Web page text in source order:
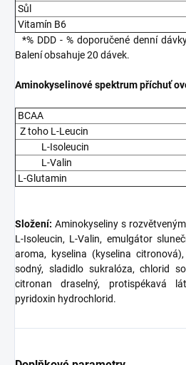
Sůl
Vitamín B6
*% DDD - % doporučené denní
Balení obsahuje 20 dávek.
Aminokyselinové spektrum příchuť
BCAA
Z toho L-Leucin
L-Isoleucin
L-Valin
L-Glutamin
Složení: Aminokyseliny s
L-Isoleucin, L-Valin, emulgátor
aroma, kyselina (kyselina
sodný, sladidlo sukralóza, chlorid
citronan draselný, protispékavá
pyridoxin hydrochlorid.